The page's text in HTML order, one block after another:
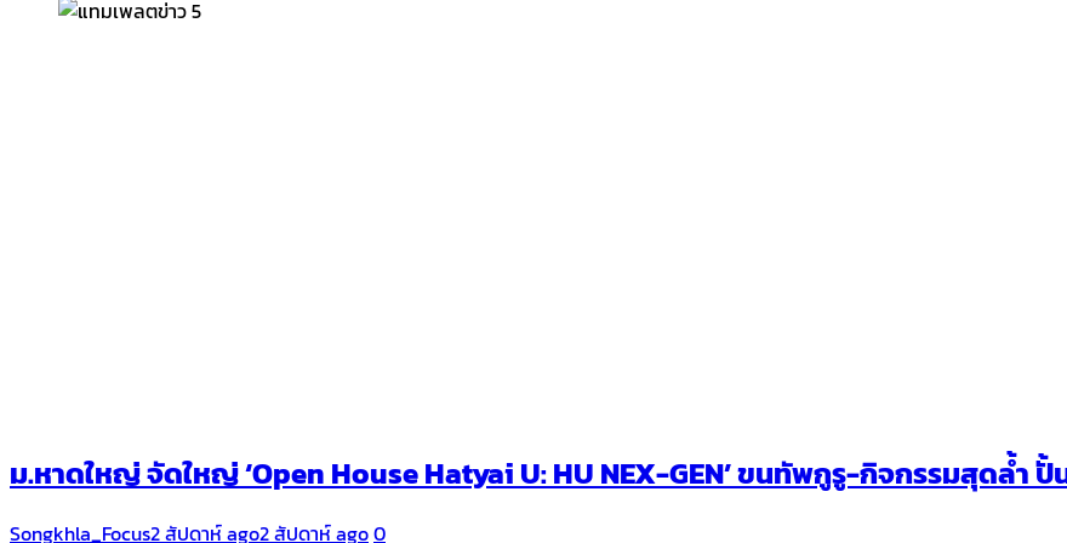
ม.หาดใหญ่ จัดใหญ่ ‘Open House Hatyai U: HU NEX-GEN’ ขนทัพกูรู-กิจกรรมสุดล้ำ
Songkhla_Focus2 สัปดาห์ ago2 สัปดาห์ ago0